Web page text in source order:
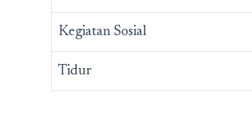
Kegiatan Sosial
Tidur